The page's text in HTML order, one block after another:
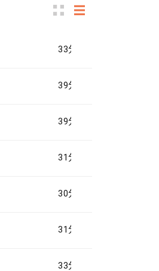
33分钟
39分钟
39分钟
31分钟
30分钟
31分钟
33分钟